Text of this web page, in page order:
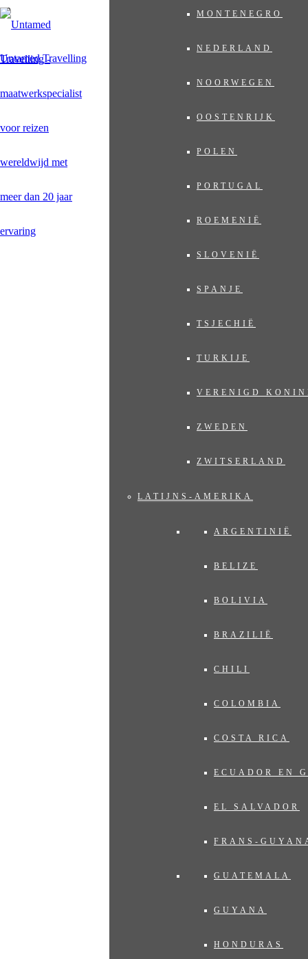
MONTENEGRO
NEDERLAND
NOORWEGEN
OOSTENRIJK
POLEN
PORTUGAL
ROEMENIË
SLOVENIË
SPANJE
TSJECHIË
TURKIJE
VERENIGD
ZWEDEN
ZWITSERLAND
LATIJNS-AMERIKA
ARGENTINIË
BELIZE
BOLIVIA
BRAZILIË
CHILI
COLOMBIA
COSTA RICA
ECUADOR EN
EL SALVADOR
FRANS-
GUATEMALA
GUYANA
HONDURAS
Untamed Travelling